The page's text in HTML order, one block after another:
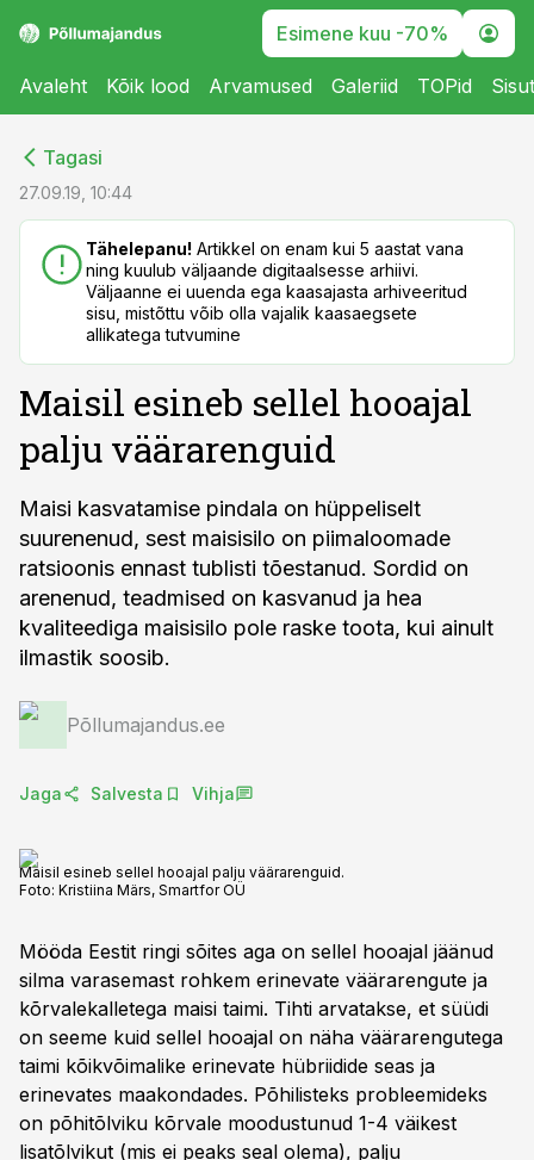
Esimene kuu -70%
Avaleht Kõik lood Arvamused Galeriid TOPid
Tagasi
27.09.19, 10:44
Tähelepanu! Artikkel on enam kui 5 aastat vana
ning kuulub väljaande digitaalsesse arhiivi.
Väljaanne ei uuenda ega kaasajasta arhiveeritud
sisu, mistõttu võib olla vajalik kaasaegsete
allikatega tutvumine
Maisil esineb sellel hooajal
palju väärarenguid
Maisi kasvatamise pindala on hüppeliselt
suurenenud, sest maisisilo on piimaloomade
ratsioonis ennast tublisti tõestanud. Sordid on
arenenud, teadmised on kasvanud ja hea
kvaliteediga maisisilo pole raske toota, kui ainult
ilmastik soosib.
Põllumajandus.ee
Jaga Salvesta Vihja
Maisil esineb sellel hooajal palju väärarenguid.
Foto: Kristiina Märs, Smartfor OÜ
Mööda Eestit ringi sõites aga on sellel hooajal jäänud
silma varasemast rohkem erinevate väärarengute ja
kõrvalekalletega maisi taimi. Tihti arvatakse, et süüdi
on seeme kuid sellel hooajal on näha väärarengutega
taimi kõikvõimalike erinevate hübriidide seas ja
erinevates maakondades. Põhilisteks probleemideks
on põhitõlviku kõrvale moodustunud 1-4 väikest
lisatõlvikut (mis ei peaks seal olema), palju